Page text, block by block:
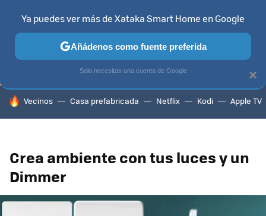
TELEVISORES CONTENIDOS SMART TV SELECCIÓN
HOY SE HABLA DE
Vecinos Casa prefabricada Netflix Kodi Apple TV
Crea ambiente con tus luces y un
Dimmer
×
Ya puedes ver más de Xataka Smart Home en Google
Añádenos como fuente preferida
Solo necesitas una cuenta de Google